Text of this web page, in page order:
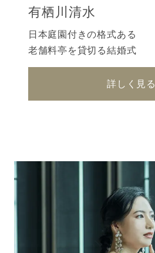
有栖川清水
日本庭園付きの格式ある
老舗料亭を貸切る結婚式
詳しく見る